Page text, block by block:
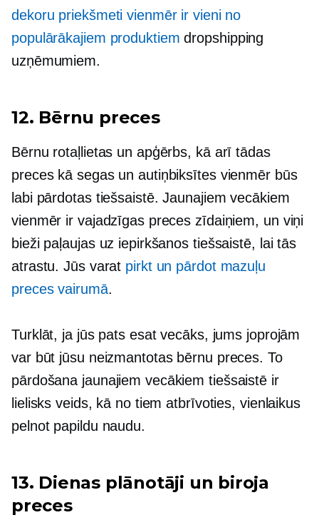
dekoru priekšmeti vienmēr ir vieni no
populārākajiem produktiem dropshipping
uzņēmumiem.
12. Bērnu preces
Bērnu rotaļlietas un apģērbs, kā arī tādas
preces kā segas un autiņbiksītes vienmēr būs
labi pārdotas tiešsaistē. Jaunajiem vecākiem
vienmēr ir vajadzīgas preces zīdaiņiem, un viņi
bieži paļaujas uz iepirkšanos tiešsaistē, lai tās
atrastu. Jūs varat pirkt un pārdot mazuļu
preces vairumā.
Turklāt, ja jūs pats esat vecāks, jums joprojām
var būt jūsu neizmantotas bērnu preces. To
pārdošana jaunajiem vecākiem tiešsaistē ir
lielisks veids, kā no tiem atbrīvoties, vienlaikus
pelnot papildu naudu.
13. Dienas plānotāji un biroja
preces